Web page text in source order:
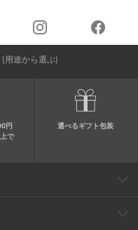
(用途から選ぶ)
円
で
選べるギフト包装